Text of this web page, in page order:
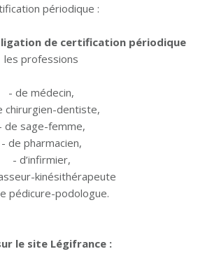
périodique :
de certification périodique
les professions
- de médecin,
chirurgien-dentiste,
de sage-femme,
- de pharmacien,
- d’infirmier,
kinésithérapeute
pédicure-podologue.
le site Légifrance :